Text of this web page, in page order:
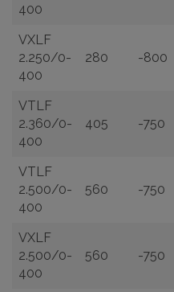
400
VXLF
2.250/0-
400
280 -800
VTLF
2.360/0-
400
405 -750
VTLF
2.500/0-
400
560 -750
VXLF
2.500/0-
400
560 -750